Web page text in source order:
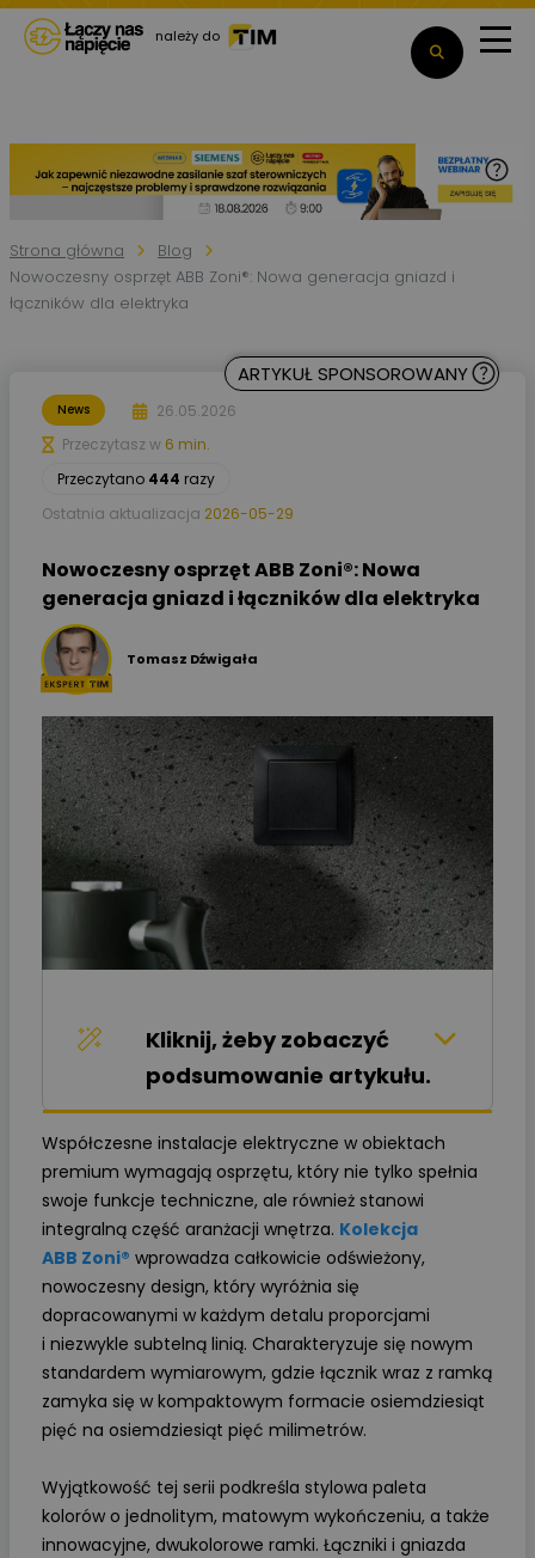
należy do
Strona główna
Blog
Nowoczesny osprzęt ABB Zoni®: Nowa generacja gniazd i
łączników dla elektryka
ARTYKUŁ SPONSOROWANY
News
26.05.2026
Przeczytasz w 6 min.
Przeczytano 444 razy
Ostatnia aktualizacja 2026-05-29
Nowoczesny osprzęt ABB Zoni®: Nowa
generacja gniazd i łączników dla elektryka
Tomasz Dźwigała
Kliknij, żeby zobaczyć
podsumowanie artykułu.
Współczesne instalacje elektryczne w obiektach
premium wymagają osprzętu, który nie tylko spełnia
swoje funkcje techniczne, ale również stanowi
integralną część aranżacji wnętrza. Kolekcja
ABB Zoni® wprowadza całkowicie odświeżony,
nowoczesny design, który wyróżnia się
dopracowanymi w każdym detalu proporcjami
i niezwykle subtelną linią. Charakteryzuje się nowym
standardem wymiarowym, gdzie łącznik wraz z ramką
zamyka się w kompaktowym formacie osiemdziesiąt
pięć na osiemdziesiąt pięć milimetrów.
Wyjątkowość tej serii podkreśla stylowa paleta
kolorów o jednolitym, matowym wykończeniu, a także
innowacyjne, dwukolorowe ramki. Łączniki i gniazda